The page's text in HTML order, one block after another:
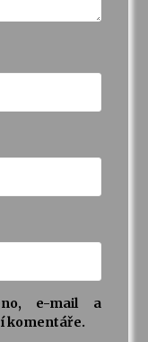
e-mail a
komentáře.